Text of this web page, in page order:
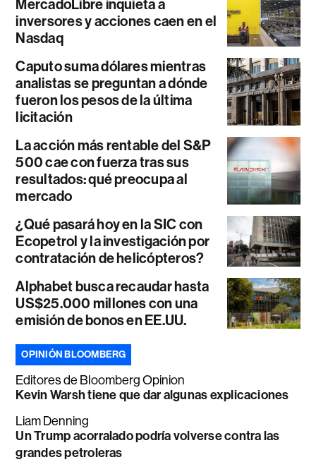
MercadoLibre inquieta a
inversores y acciones caen en el
Nasdaq
Caputo suma dólares mientras
analistas se preguntan a dónde
fueron los pesos de la última
licitación
La acción más rentable del S&P
500 cae con fuerza tras sus
resultados: qué preocupa al
mercado
¿Qué pasará hoy en la SIC con
Ecopetrol y la investigación por
contratación de helicópteros?
Alphabet busca recaudar hasta
US$25.000 millones con una
emisión de bonos en EE.UU.
OPINIÓN BLOOMBERG
Editores de Bloomberg Opinion
Kevin Warsh tiene que dar algunas explicaciones
Liam Denning
Un Trump acorralado podría volverse contra las
grandes petroleras